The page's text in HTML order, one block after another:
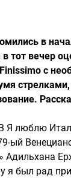
в
тот вечер
с
стрелками,
ый
Адильхана
я был рад